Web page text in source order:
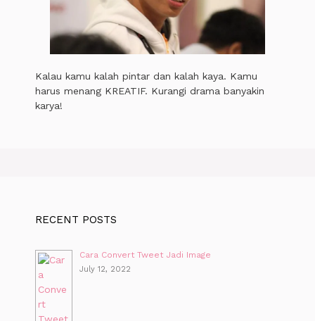
Kalau kamu kalah pintar dan kalah kaya. Kamu
harus menang KREATIF. Kurangi drama banyakin
karya!
RECENT POSTS
Cara Convert Tweet Jadi Image
July 12, 2022